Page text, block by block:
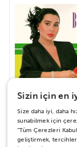
Bülent Ersoy – Bizim
Sizin için en
Size daha iyi, daha
sunabilmek için
“Tüm Çerezleri
geliştirmek,